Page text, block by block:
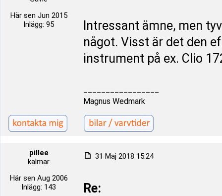
Här sen Jun 2015
Inlägg: 95
Intressant ämne, men
något. Visst är det den
instrument på ex. Clio
Magnus Wedmark
pillee
kalmar
Här sen Aug 2006
Inlägg: 143
31 Maj 2018 15:24
Re: